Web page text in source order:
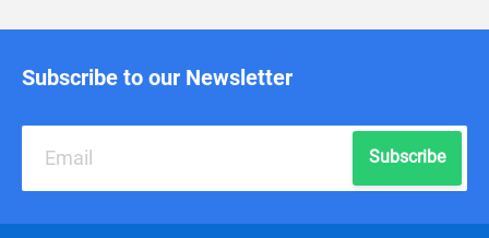
Subscribe to our Newsletter
Subscribe